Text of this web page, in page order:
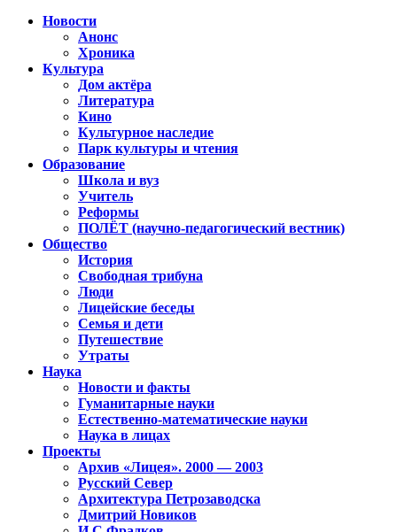
Новости
Анонс
Хроника
Культура
Дом актёра
Литература
Кино
Культурное наследие
Парк культуры и чтения
Образование
Школа и вуз
Учитель
Реформы
ПОЛЁТ (научно-педагогический вестник)
Общество
История
Свободная трибуна
Люди
Лицейские беседы
Семья и дети
Путешествие
Утраты
Наука
Новости и факты
Гуманитарные науки
Естественно-математические науки
Наука в лицах
Проекты
Архив «Лицея». 2000 — 2003
Русский Север
Архитектура Петрозаводска
Дмитрий Новиков